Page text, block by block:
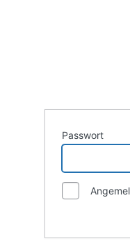
Passwort